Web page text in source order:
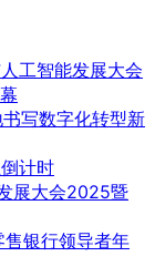
工智能发展大会
写数字化转型新
计时
展大会2025暨
售银行领导者年